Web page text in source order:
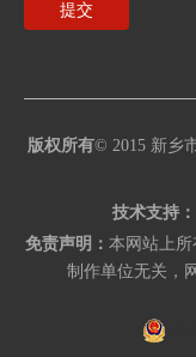
提交
版权所有© 2015 新乡
技术支持：
免责声明： 本网站上
制作单位无关，